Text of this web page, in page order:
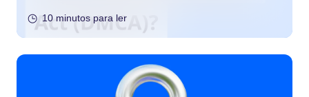
10 minutos para ler